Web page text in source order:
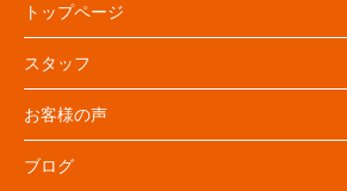
トップページ
スタッフ
お客様の声
ブログ